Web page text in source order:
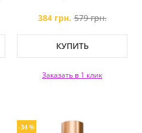
384 грн. 579 грн.
КУПИТЬ
Заказать в 1 клик
-34 %